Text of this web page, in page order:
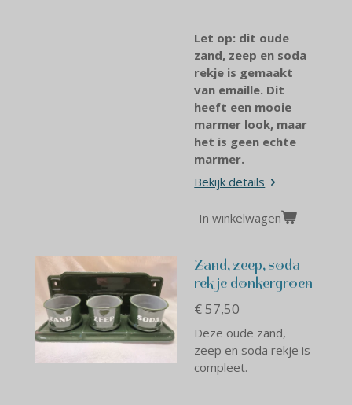
Let op: dit oude
zand, zeep en soda
rekje is gemaakt
van emaille. Dit
heeft een mooie
marmer look, maar
het is geen echte
marmer.
Bekijk details
In winkelwagen
Zand, zeep, soda
rekje donkergroen
€ 57,50
Deze oude zand,
zeep en soda rekje is
compleet.